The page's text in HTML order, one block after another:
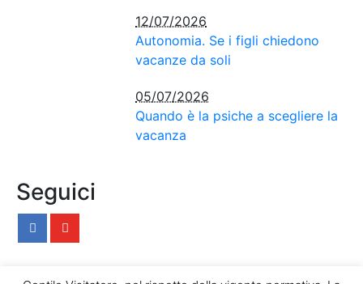
12/07/2026
Autonomia. Se i figli chiedono
vacanze da soli
05/07/2026
Quando è la psiche a scegliere la
vacanza
Seguici